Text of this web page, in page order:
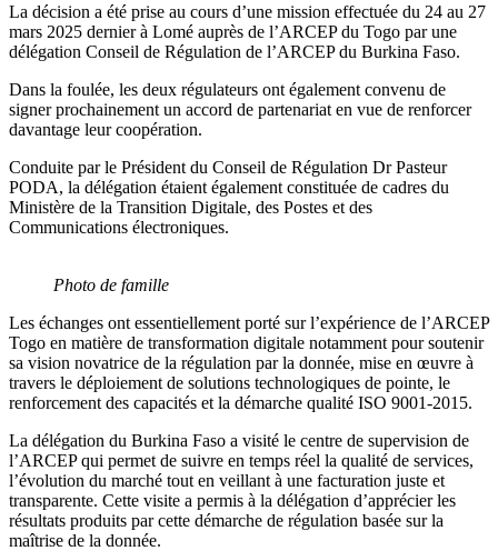
La décision a été prise au cours d’une mission effectuée du 24 au 27
mars 2025 dernier à Lomé auprès de l’ARCEP du Togo par une
délégation Conseil de Régulation de l’ARCEP du Burkina Faso.
Dans la foulée, les deux régulateurs ont également convenu de
signer prochainement un accord de partenariat en vue de renforcer
davantage leur coopération.
Conduite par le Président du Conseil de Régulation Dr Pasteur
PODA, la délégation étaient également constituée de cadres du
Ministère de la Transition Digitale, des Postes et des
Communications électroniques.
Photo de famille
Les échanges ont essentiellement porté sur l’expérience de l’ARCEP
Togo en matière de transformation digitale notamment pour soutenir
sa vision novatrice de la régulation par la donnée, mise en œuvre à
travers le déploiement de solutions technologiques de pointe, le
renforcement des capacités et la démarche qualité ISO 9001-2015.
La délégation du Burkina Faso a visité le centre de supervision de
l’ARCEP qui permet de suivre en temps réel la qualité de services,
l’évolution du marché tout en veillant à une facturation juste et
transparente. Cette visite a permis à la délégation d’apprécier les
résultats produits par cette démarche de régulation basée sur la
maîtrise de la donnée.